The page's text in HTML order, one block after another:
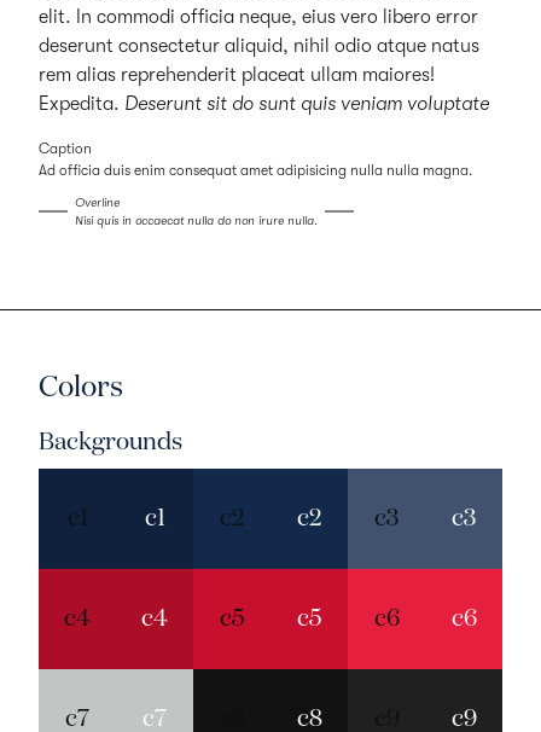
elit. In commodi officia neque, eius vero libero error
deserunt consectetur aliquid, nihil odio atque natus
rem alias reprehenderit placeat ullam maiores!
Expedita. Deserunt sit do sunt quis veniam voluptate
Caption
Ad officia duis enim consequat amet adipisicing nulla nulla magna.
Overline
Nisi quis in occaecat nulla do non irure nulla.
Colors
Backgrounds
c1 c1 c2 c2 c3 c3
c4 c4 c5 c5 c6 c6
c7 c7 c8 c9